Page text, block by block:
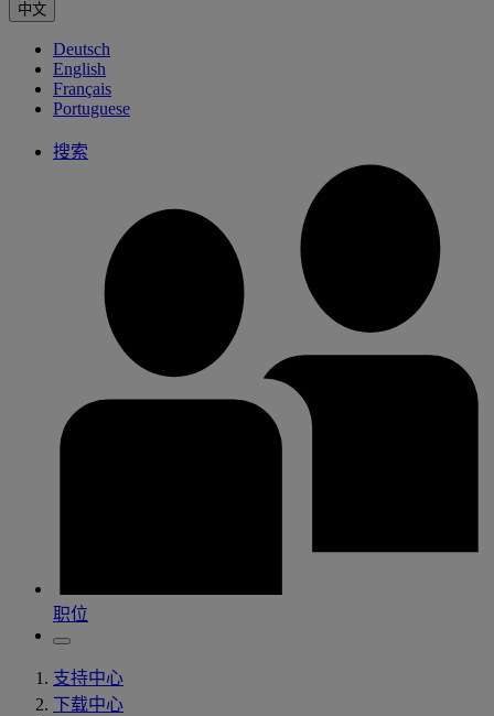
中文
Deutsch
English
Français
Portuguese
搜索
职位
支持中心
下载中心